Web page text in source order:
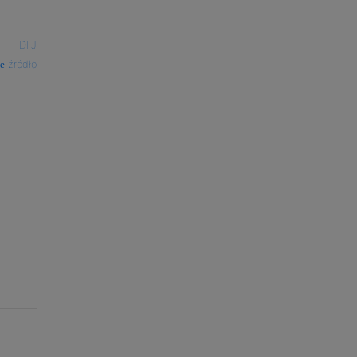
DFJ
źródło